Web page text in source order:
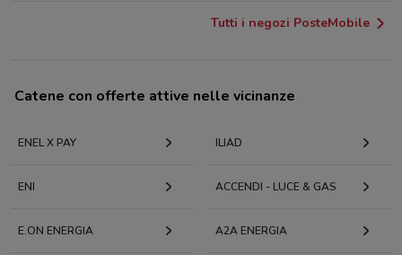
Tutti i negozi PosteMobile
Catene con offerte attive nelle vicinanze
ENEL X PAY ILIAD
ENI ACCENDI - LUCE & GAS
E.ON ENERGIA A2A ENERGIA